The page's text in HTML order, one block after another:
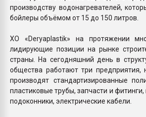
производству водонагревателей,
бойлеры объёмом от 15 до 150 литров.
ХО «Deryaplastik» на протяжении
лидирующие позиции на рынке
страны. На сегодняшний день в
общества работают три предприятия,
производят стандартизированные
пластиковые трубы, запчасти и
подоконники, электрические кабели.